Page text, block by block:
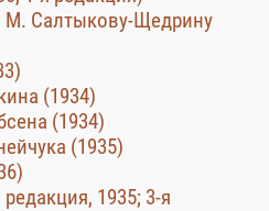
М. Салтыкову-Щедрину
(1934)
(1934)
(1935)
1935; 3-я